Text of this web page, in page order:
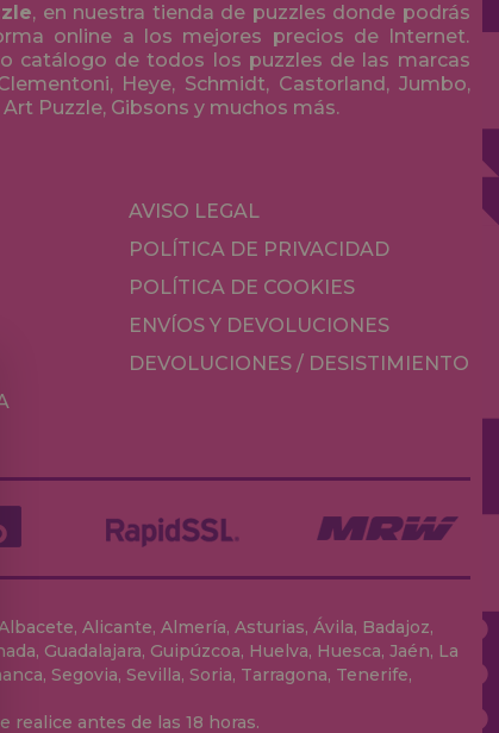
, en nuestra tienda de puzzles donde podrás
online a los mejores precios de Internet.
catálogo de todos los puzzles de las marcas
Heye, Schmidt, Castorland, Jumbo,
Puzzle, Gibsons y muchos más.
AVISO LEGAL
POLÍTICA DE PRIVACIDAD
POLÍTICA DE COOKIES
ENVÍOS Y DEVOLUCIONES
DEVOLUCIONES / DESISTIMIENTO
Alicante, Almería, Asturias, Ávila, Badajoz,
Guadalajara, Guipúzcoa, Huelva, Huesca, Jaén, La
Segovia, Sevilla, Soria, Tarragona, Tenerife,
antes de las 18 horas.